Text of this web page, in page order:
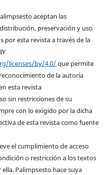
aceptan las
preservación y uso
por esta revista a través de la
licenses/by/4.0/ que permite
de la autoría
esta revista
sin restricciones de su
con lo exigido por la dicha
de esta revista como fuente
el cumplimiento de acceso
o restricción a los textos
Palimpsesto hace suya